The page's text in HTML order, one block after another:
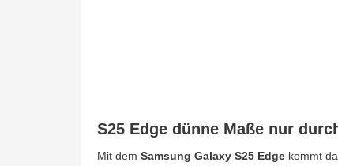
S25 Edge dünne Maße nur
Mit dem Samsung Galaxy S25 Edge kommt